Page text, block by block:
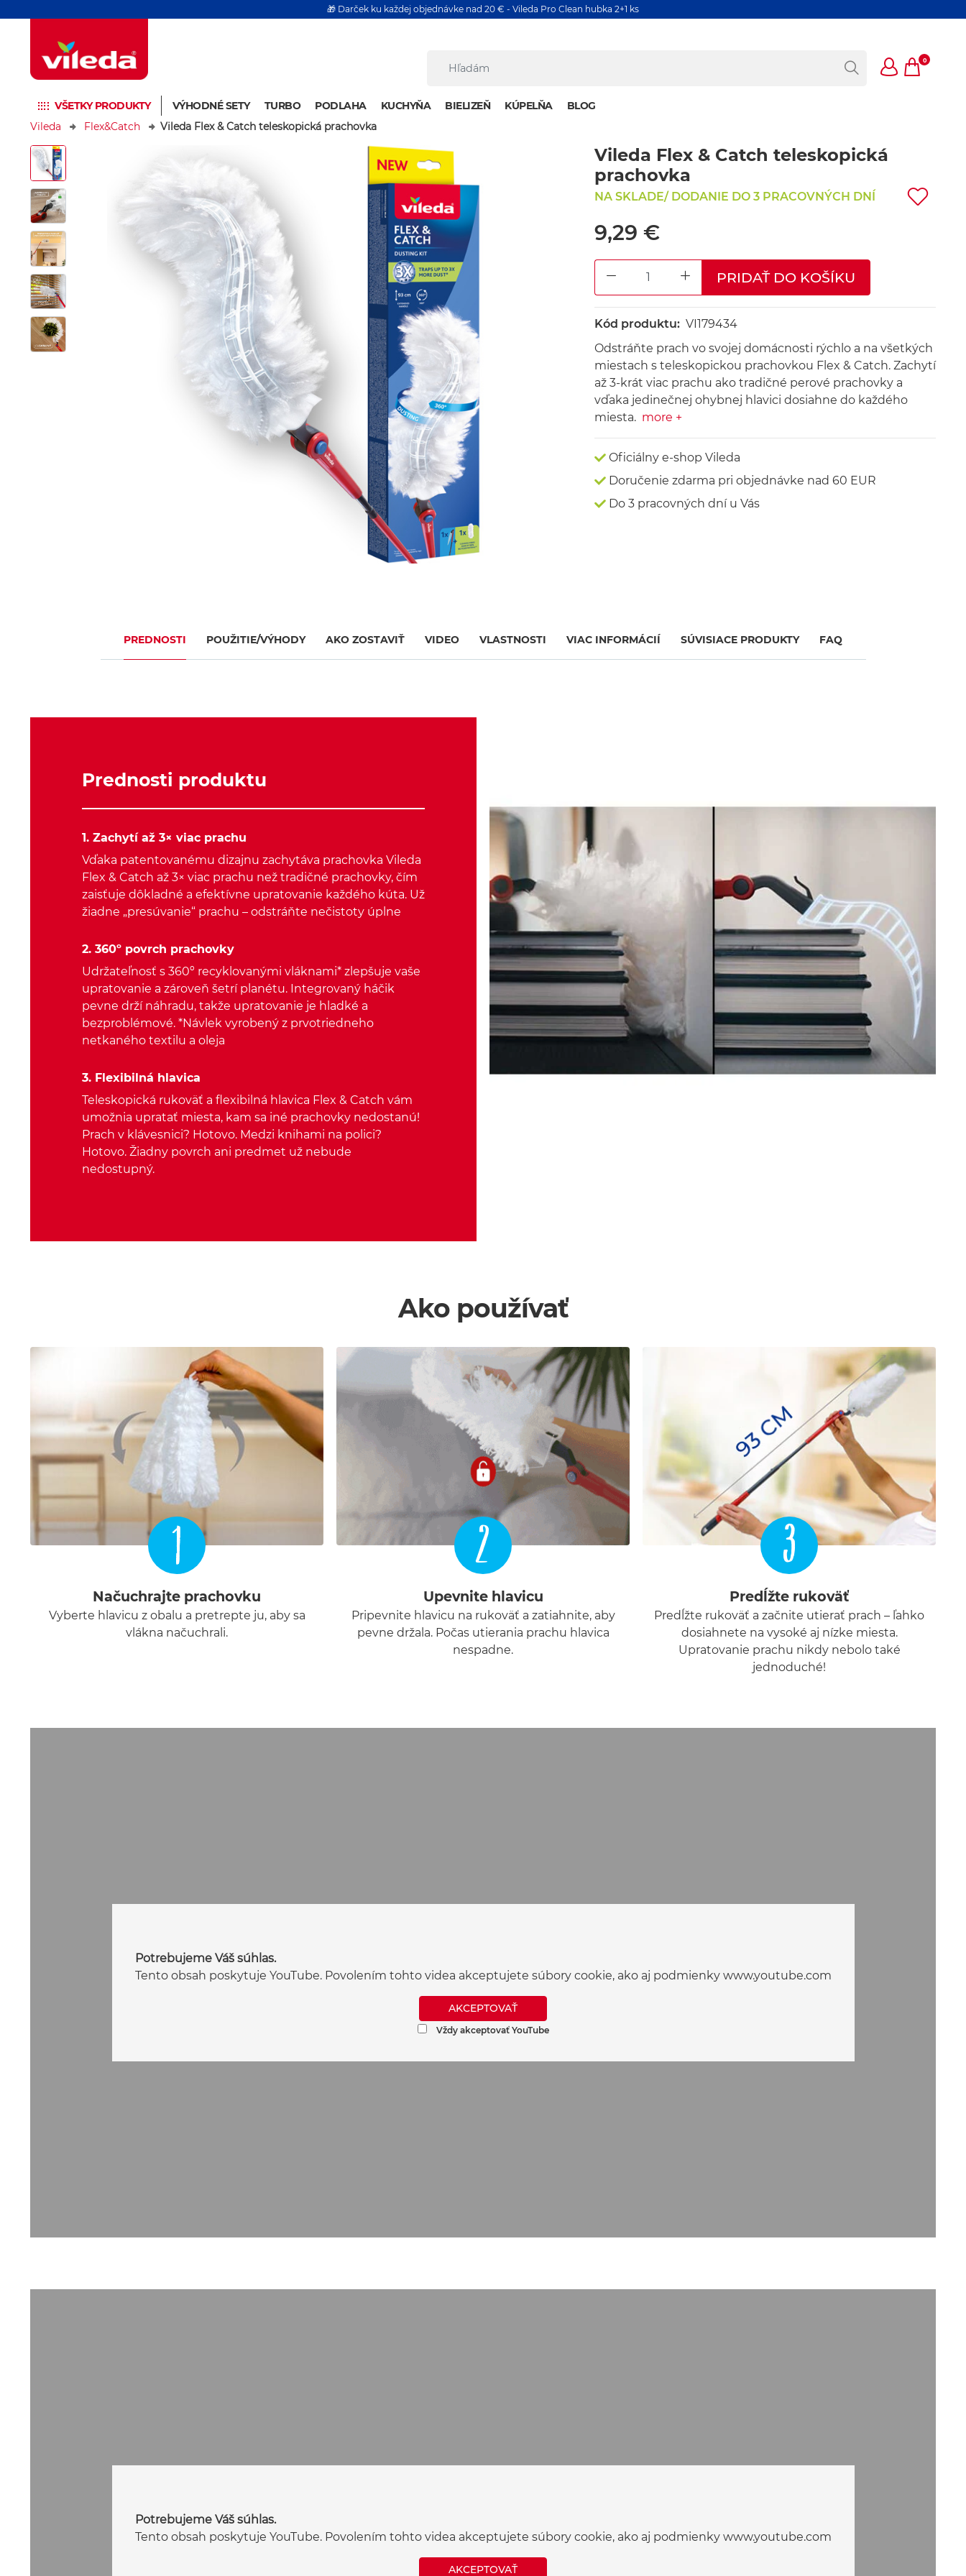
🎁 Darček ku každej objednávke nad 20 € - Vileda Pro Clean hubka 2+1 ks
0
VŠETKY PRODUKTY VÝHODNÉ SETY TURBO PODLAHA KUCHYŇA BIELIZEŇ KÚPELŇA
BLOG
Vileda
Flex&Catch Vileda Flex & Catch teleskopická prachovka
Vileda Flex & Catch teleskopická
prachovka
NA SKLADE/ DODANIE DO 3 PRACOVNÝCH DNÍ
9,29 €
DECREASE QUANTITYINCREASE QUANTITY
PRIDAŤ DO KOŠÍKU
Kód produktu:VI179434
Odstráňte prach vo svojej domácnosti rýchlo a na všetkých
miestach s teleskopickou prachovkou Flex & Catch. Zachytí
až 3-krát viac prachu ako tradičné perové prachovky a
vďaka jedinečnej ohybnej hlavici dosiahne do každého
miesta. more +
Oficiálny e-shop Vileda
Doručenie zdarma pri objednávke nad 60 EUR
Do 3 pracovných dní u Vás
PREDNOSTI POUŽITIE/VÝHODY AKO ZOSTAVIŤ VIDEO VLASTNOSTI VIAC INFORMÁCIÍ SÚVISIACE PRODUKTY FAQ
Prednosti produktu
1. Zachytí až 3× viac prachu
Vďaka patentovanému dizajnu zachytáva prachovka Vileda
Flex & Catch až 3× viac prachu než tradičné prachovky, čím
zaisťuje dôkladné a efektívne upratovanie každého kúta. Už
žiadne „presúvanie“ prachu – odstráňte nečistoty úplne
2. 360º povrch prachovky
Udržateľnosť s 360º recyklovanými vláknami* zlepšuje vaše
upratovanie a zároveň šetrí planétu. Integrovaný háčik
pevne drží náhradu, takže upratovanie je hladké a
bezproblémové. *Návlek vyrobený z prvotriedneho
netkaného textilu a oleja
3. Flexibilná hlavica
Teleskopická rukoväť a flexibilná hlavica Flex & Catch vám
umožnia upratať miesta, kam sa iné prachovky nedostanú!
Prach v klávesnici? Hotovo. Medzi knihami na polici?
Hotovo. Žiadny povrch ani predmet už nebude
nedostupný.
Ako používať
1
Načuchrajte prachovku
Vyberte hlavicu z obalu a pretrepte ju, aby sa
vlákna načuchrali.
2
Upevnite hlavicu
Pripevnite hlavicu na rukoväť a zatiahnite, aby
pevne držala. Počas utierania prachu hlavica
nespadne.
3
Predĺžte rukoväť
Predĺžte rukoväť a začnite utierať prach – ľahko
dosiahnete na vysoké aj nízke miesta.
Upratovanie prachu nikdy nebolo také
jednoduché!
Potrebujeme Váš súhlas.
Tento obsah poskytuje YouTube. Povolením tohto videa akceptujete súbory cookie, ako aj podmienky www.youtube.com
AKCEPTOVAŤ
Vždy akceptovať YouTube
Potrebujeme Váš súhlas.
Tento obsah poskytuje YouTube. Povolením tohto videa akceptujete súbory cookie, ako aj podmienky www.youtube.com
AKCEPTOVAŤ